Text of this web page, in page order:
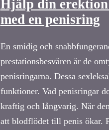
Hjälp din
med en penisring
En smidig och
prestationsbesvären är de
penisringarna. Dessa
funktioner. Vad penisringar
kraftig och långvarig. När
att blodflödet till penis ökar.